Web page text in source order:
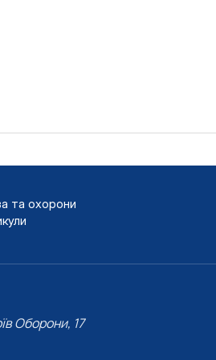
та охорони
Оборони, 17